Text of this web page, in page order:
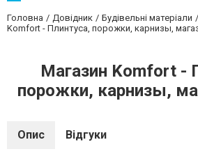
Головна Довідник Будівельні матеріали
Komfort - Плинтуса, порожки, карнизы,
Магазин Komfort -
порожки, карнизы,
Опис Відгуки